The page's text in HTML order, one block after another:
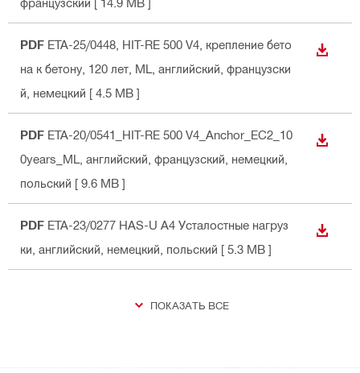
PDF ETA-25/0448, HIT-RE 500 V4, крепление бето
на к бетону, 120 лет, ML
, английский, французски
й, немецкий [ 4.5 MB ]
PDF ETA-20/0541_HIT-RE 500 V4_Anchor_EC2_10
0years_ML
, английский, французский, немецкий,
польский [ 9.6 MB ]
PDF ETA-23/0277 HAS-U A4 Усталостные нагруз
ки , английский, немецкий, польский [ 5.3 MB ]
ПОКАЗАТЬ ВСЕ